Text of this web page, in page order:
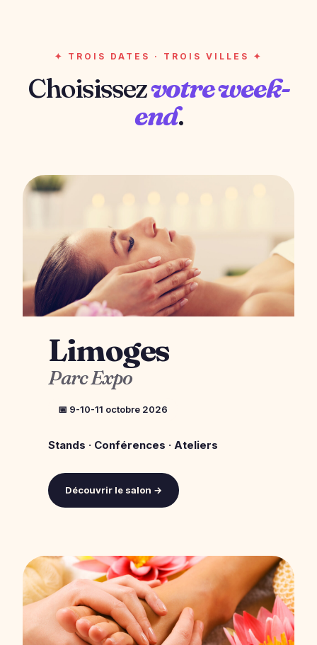
✦ TROIS DATES · TROIS VILLES ✦
Choisissezvotre week-
end.
Limoges
Parc Expo
📅 9-10-11 octobre 2026
Stands · Conférences · Ateliers
Découvrir le salon →
GRATUIT